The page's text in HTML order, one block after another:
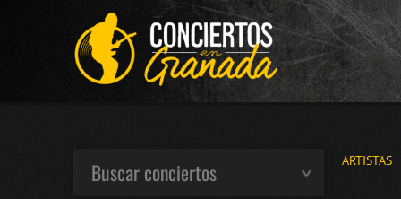
ARTISTAS
Buscar conciertos